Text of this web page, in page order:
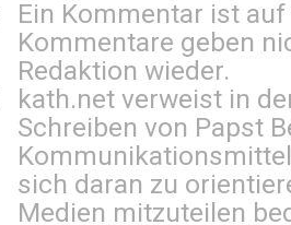
Ein Kommentar ist
Kommentare geben
Redaktion wieder.
kath.net verweist in
Schreiben von Papst
sich daran zu
Medien mitzuteilen